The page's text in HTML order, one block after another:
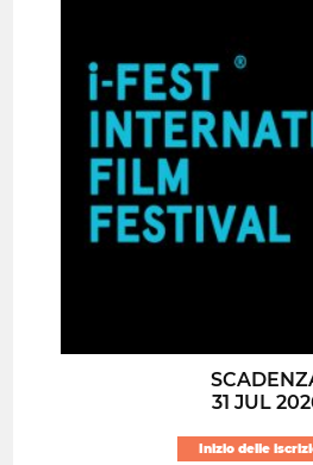
31 JUL
Inizio delle